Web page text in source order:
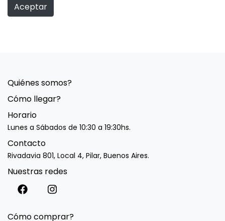
Aceptar
Quiénes somos?
Cómo llegar?
Horario
Lunes a Sábados de 10:30 a 19:30hs.
Contacto
Rivadavia 801, Local 4, Pilar, Buenos Aires.
Nuestras redes
Cómo comprar?